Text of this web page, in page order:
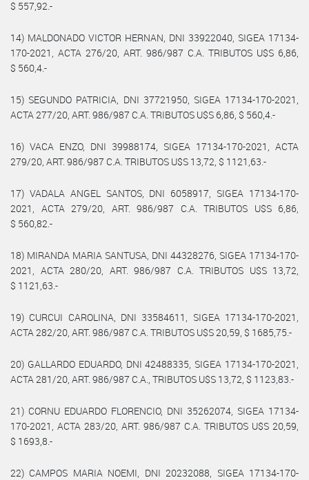
$ 557,92.-
14) MALDONADO VICTOR HERNAN, DNI 33922040, SIGEA 17134-
170-2021, ACTA 276/20, ART. 986/987 C.A. TRIBUTOS U$S 6,86,
$ 560,4.-
15) SEGUNDO PATRICIA, DNI 37721950, SIGEA 17134-170-2021,
ACTA 277/20, ART. 986/987 C.A. TRIBUTOS U$S 6,86, $ 560,4.-
16) VACA ENZO, DNI 39988174, SIGEA 17134-170-2021, ACTA
279/20, ART. 986/987 C.A. TRIBUTOS U$S 13,72, $ 1121,63.-
17) VADALA ANGEL SANTOS, DNI 6058917, SIGEA 17134-170-
2021, ACTA 279/20, ART. 986/987 C.A. TRIBUTOS U$S 6,86,
$ 560,82.-
18) MIRANDA MARIA SANTUSA, DNI 44328276, SIGEA 17134-170-
2021, ACTA 280/20, ART. 986/987 C.A. TRIBUTOS U$S 13,72,
$ 1121,63.-
19) CURCUI CAROLINA, DNI 33584611, SIGEA 17134-170-2021,
ACTA 282/20, ART. 986/987 C.A. TRIBUTOS U$S 20,59, $ 1685,75.-
20) GALLARDO EDUARDO, DNI 42488335, SIGEA 17134-170-2021,
ACTA 281/20, ART. 986/987 C.A., TRIBUTOS U$S 13,72, $ 1123,83.-
21) CORNU EDUARDO FLORENCIO, DNI 35262074, SIGEA 17134-
170-2021, ACTA 283/20, ART. 986/987 C.A. TRIBUTOS U$S 20,59,
$ 1693,8.-
22) CAMPOS MARIA NOEMI, DNI 20232088, SIGEA 17134-170-